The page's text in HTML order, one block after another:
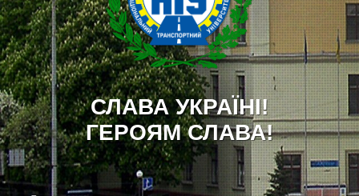
СЛАВА УКРАЇНІ!
ГЕРОЯМ СЛАВА!